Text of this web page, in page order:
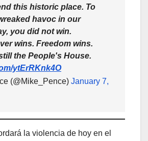
this historic place. To
havoc in our
you did not win.
wins. Freedom wins.
the People's House.
ytErRKnk4O
(@Mike_Pence) January 7,
la violencia de hoy en el